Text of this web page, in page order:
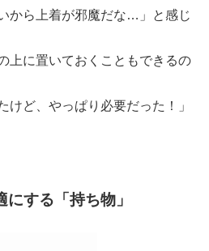
から上着が邪魔だな…」と感じ
上に置いておくこともできるの
けど、やっぱり必要だった！」
する「持ち物」